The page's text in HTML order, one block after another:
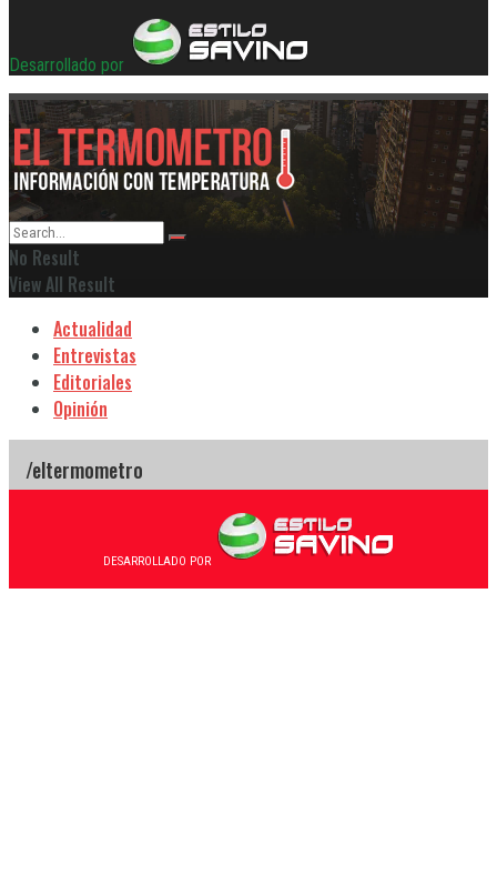
Desarrollado por
No Result
View All Result
Actualidad
Entrevistas
Editoriales
Opinión
DESARROLLADO POR